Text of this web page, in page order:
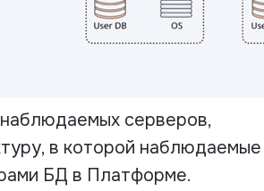
серверов,
в которой наблюдаемые
БД в Платформе.